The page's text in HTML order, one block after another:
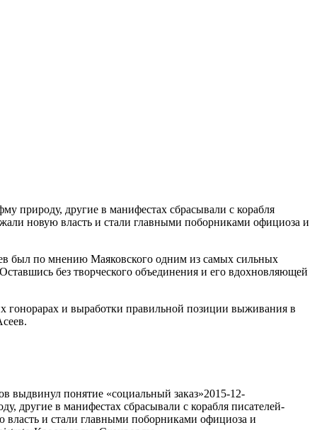
природу, другие в манифестах сбрасывали с корабля
новую власть и стали главными поборниками официоза и
был по мнению Маяковского одним из самых сильных
без творческого объединения и его вдохновляющей
гонорарах и выработки правильной позиции выживания в
выдвинул понятие «социальный заказ»2015-12-
другие в манифестах сбрасывали с корабля писателей-
власть и стали главными поборниками официоза и